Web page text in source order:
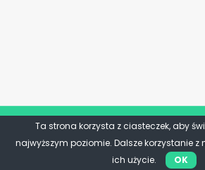
Ta strona korzysta z ciasteczek, aby
najwyższym poziomie. Dalsze korzystanie
ich użycie.
OK